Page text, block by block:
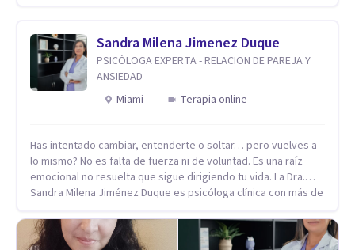
Adolescentes y AdultosSandra Milena Jimenez Duque
PSICÓLOGA EXPERTA - RELACION DE PAREJA Y
ANSIEDAD
Miami
Terapia online
Has intentado cambiar, entenderte o soltar… pero vuelves a
lo mismo? No es falta de fuerza ni de voluntad. Es una raíz
emocional no resuelta que sigue dirigiendo tu vida. La Dra.
Sandra Milena Jiménez Duque es psicóloga clínica con más de
profesionales más destacadas en el abordaje profundo de la
ansiedad, la baja autoestima, la dependencia emocional y los